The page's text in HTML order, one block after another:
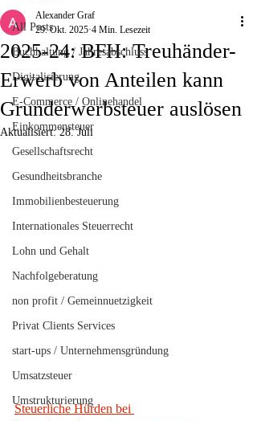
All Posts
Buchhaltung / Jahresabschluss
Digitalisierung
E-Commerce / Onlinehandel
Einkommensteuer
Gesellschaftsrecht
Gesundheitsbranche
Immobilienbesteuerung
Internationales Steuerrecht
Lohn und Gehalt
Nachfolgeberatung
non profit / Gemeinnuetzigkeit
Privat Clients Services
start-ups / Unternehmensgründung
Umsatzsteuer
Umstrukturierung
2025-24: BFH: Treuhänder-
Erwerb von Anteilen kann
Grunderwerbsteuer auslösen
Alexander Graf
29. Okt. 2025 4 Min. Lesezeit
Aktualisiert:28. Juli
Steuerliche Hürden bei